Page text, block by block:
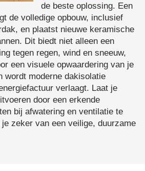
de beste oplossing. Een
de volledige opbouw, inclusief
en plaatst nieuwe keramische
Dit biedt niet alleen een
tegen regen, wind en sneeuw,
een visuele opwaardering van je
wordt moderne dakisolatie
verlaagt. Laat je
door een erkende
bij afwatering en ventilatie te
zeker van een veilige, duurzame